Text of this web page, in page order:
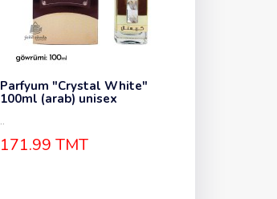
Parfyum "Crystal White"
100ml (arab) unisex
..
171.99 TMT